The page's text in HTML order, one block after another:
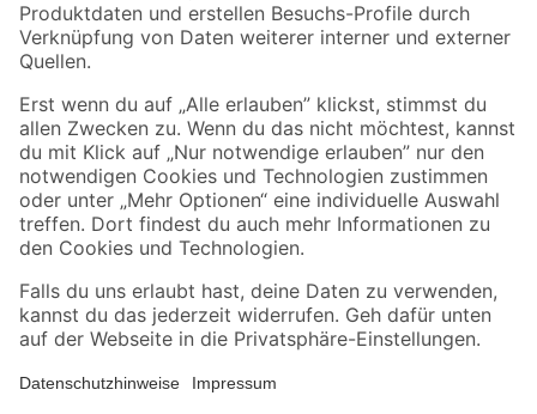
Sicher einkaufen
Jetzt die toom-App herunterladen
Alle Preisangaben in EUR inkl. gesetzl. MwSt.. Die dargestellten Angebote sind unter
Umständen nicht in allen Märkten verfügbar. Die angegebenen Verfügbarkeiten beziehen
Produkte nur solange der Vorrat reicht.
*Paketversand ab 59 € versandkostenfrei, gilt nicht für Artikel mit Speditionsversand, hier